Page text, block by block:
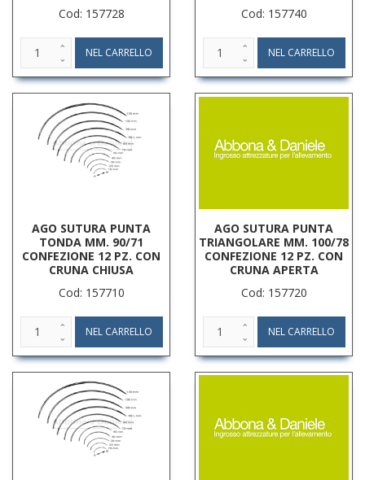
Cod: 157728
Cod: 157740
AGO SUTURA PUNTA
TONDA MM. 90/71
CONFEZIONE 12 PZ. CON
CRUNA CHIUSA
Cod: 157710
AGO SUTURA PUNTA
TRIANGOLARE MM. 100/78
CONFEZIONE 12 PZ. CON
CRUNA APERTA
Cod: 157720